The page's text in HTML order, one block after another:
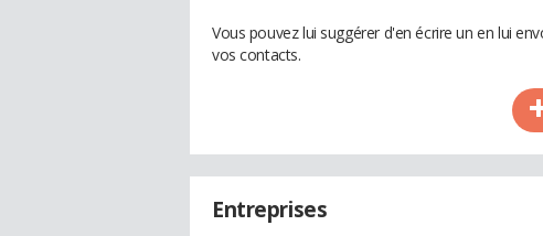
Vous pouvez lui suggérer d'en écrire un en lui
vos contacts.
Entreprises